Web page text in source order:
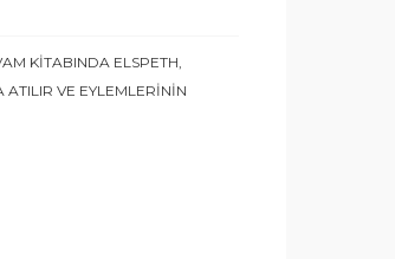
KİTABINDA ELSPETH,
ATILIR VE EYLEMLERİNİN